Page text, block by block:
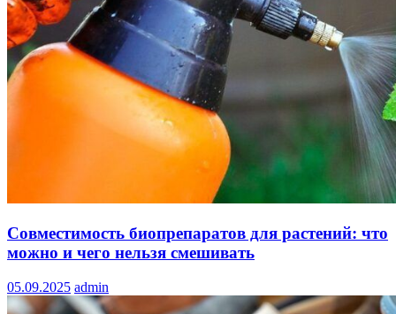
Совместимость биопрепаратов для растений: что
можно и чего нельзя смешивать
05.09.2025 admin